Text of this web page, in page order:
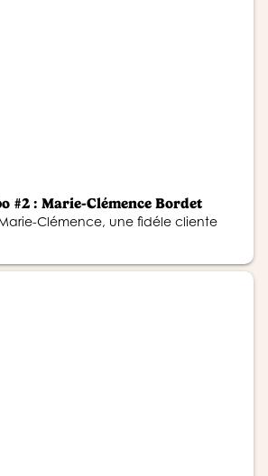
#2 : Marie-Clémence Bordet
Clémence, une fidéle cliente